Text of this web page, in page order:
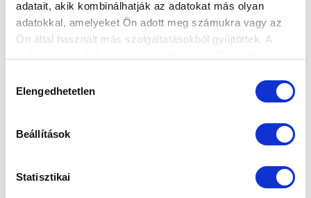
adatait, akik kombinálhatják az adatokat más olyan
adatokkal, amelyeket Ön adott meg számukra vagy az
Ön által használt más szolgáltatásokból gyűjtöttek. A
kiválasztása
Elengedhetetlen
Beállítások
Statisztikai
FELIRATKOZOM